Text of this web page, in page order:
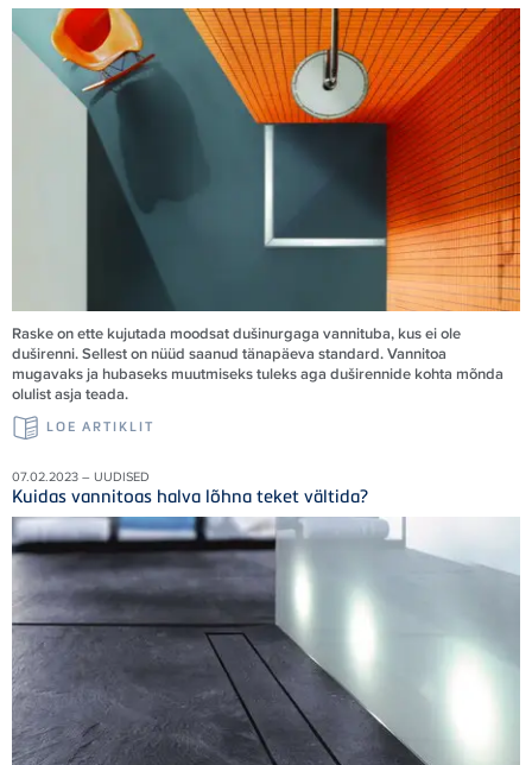
Raske on ette kujutada moodsat dušinurgaga vannituba, kus ei ole
duširenni. Sellest on nüüd saanud tänapäeva standard. Vannitoa
mugavaks ja hubaseks muutmiseks tuleks aga duširennide kohta mõnda
olulist asja teada.
LOE ARTIKLIT
07.02.2023 – UUDISED
Kuidas vannitoas halva lõhna teket vältida?